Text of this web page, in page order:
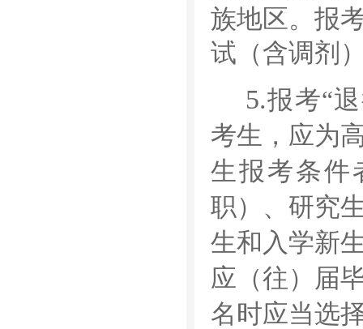
族地区。报
试（含调剂
5.报考“
考生，应为
生报考条件
职）、研究
生和入学新
应（往）届
名时应当选